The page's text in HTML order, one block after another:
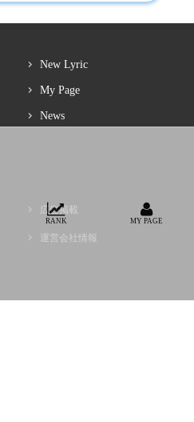
New Lyric
My Page
News
広告掲載
運営会社情報
© choir, Inc.
RANK MY PAGE